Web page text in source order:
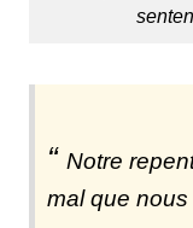
Notre
mal que